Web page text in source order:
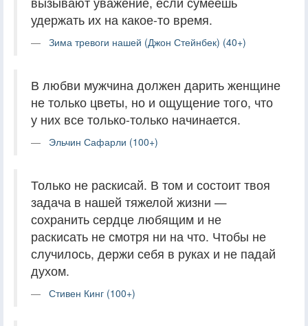
удержать их на какое-то время.
Зима тревоги нашей (Джон Стейнбек) (40+)
В любви мужчина должен дарить женщине
не только цветы, но и ощущение того, что
у них все только-только начинается.
Эльчин Сафарли (100+)
Только не раскисай. В том и состоит твоя
задача в нашей тяжелой жизни —
сохранить сердце любящим и не
раскисать не смотря ни на что. Чтобы не
случилось, держи себя в руках и не падай
духом.
Стивен Кинг (100+)